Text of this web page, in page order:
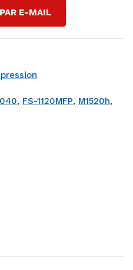
E-MAIL
, FS-1120MFP, M1520h,